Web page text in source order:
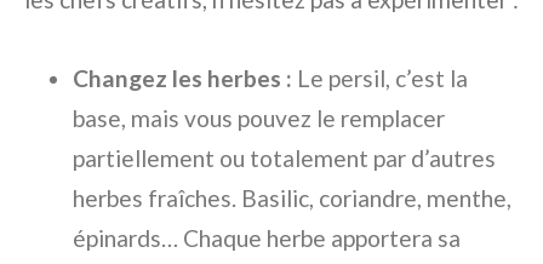
Changez les herbes : Le persil, c’est la
base, mais vous pouvez le remplacer
partiellement ou totalement par d’autres
herbes fraîches. Basilic, coriandre, menthe,
épinards… Chaque herbe apportera sa